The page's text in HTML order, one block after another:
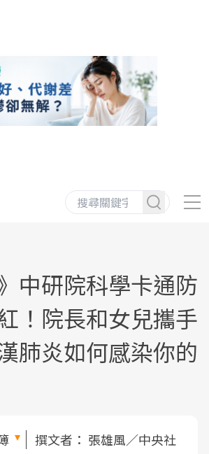
中研院科學卡通防
！院長和女兒攜手
肺炎如何感染你的
撰文者： 張雄風／中央社